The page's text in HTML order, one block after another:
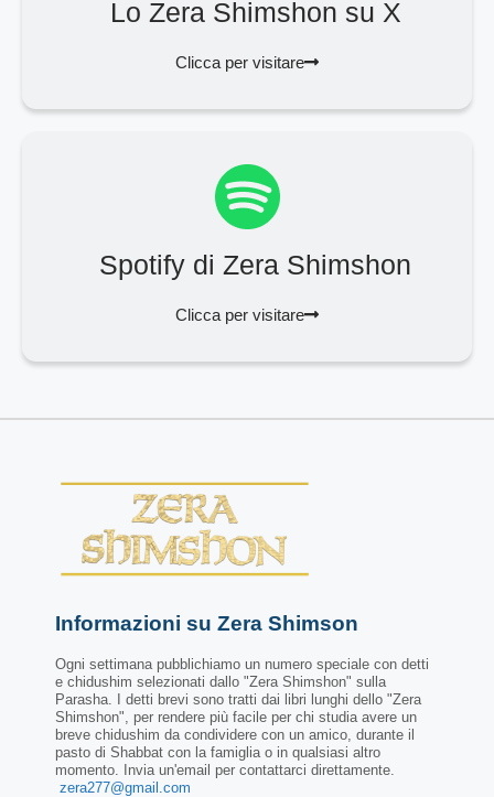
Lo Zera Shimshon su X
Clicca per visitare
Spotify di Zera Shimshon
Clicca per visitare
Informazioni su Zera Shimson
Ogni settimana pubblichiamo un numero speciale con detti
e chidushim selezionati dallo "Zera Shimshon" sulla
Parasha. I detti brevi sono tratti dai libri lunghi dello "Zera
Shimshon", per rendere più facile per chi studia avere un
breve chidushim da condividere con un amico, durante il
pasto di Shabbat con la famiglia o in qualsiasi altro
momento. Invia un'email per contattarci direttamente.
zera277@gmail.com